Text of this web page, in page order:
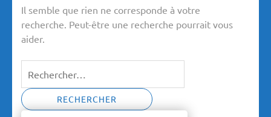
Il semble que rien ne corresponde à votre
recherche. Peut-être une recherche pourrait vous
aider.